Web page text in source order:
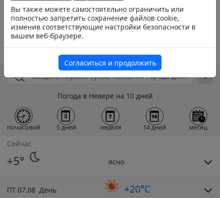
Погода в Невере на 10 дней
почасовой 5 дней неделя 14 дней месяц
Сейчас
+5° ясно
ПТ 07.08 День +20°C
Вы также можете самостоятельно ограничить или
полностью запретить сохранение файлов cookie,
изменив соответствующие настройки безопасности в
вашем веб-браузере.
Согласиться и продолжить